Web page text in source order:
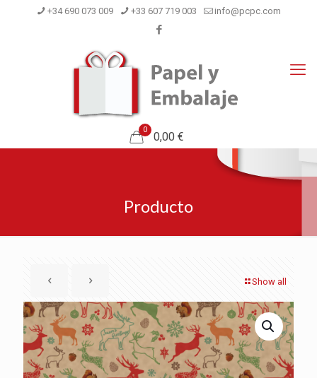
+34 690 073 009 +33 607 719 003 info@pcpc.com
0
0,00 €
Producto
Show all